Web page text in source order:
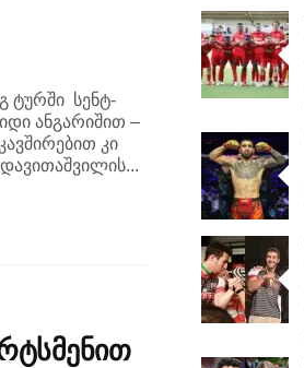
ტურში სენტ-
ანგარიშით –
კი